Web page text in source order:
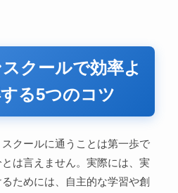
クールで効率よ
る5つのコツ
クールに通うことは第一歩で
は言えません。実際には、実
ためには、自主的な学習や創